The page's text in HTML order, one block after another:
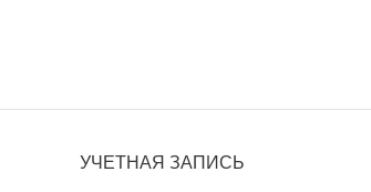
УЧЕТНАЯ ЗАПИСЬ